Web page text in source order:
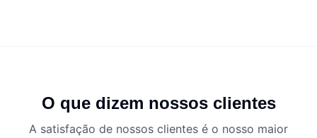
O que dizem nossos clientes
A satisfação de nossos clientes é o nosso maior